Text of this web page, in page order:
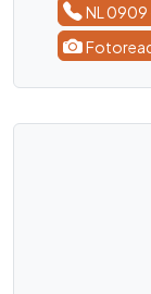
NL 0909